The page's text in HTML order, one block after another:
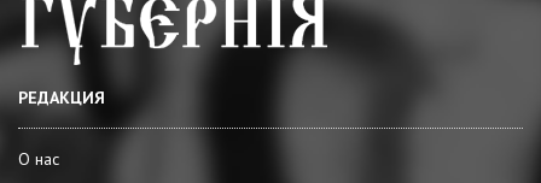
РЕДАКЦИЯ
О нас